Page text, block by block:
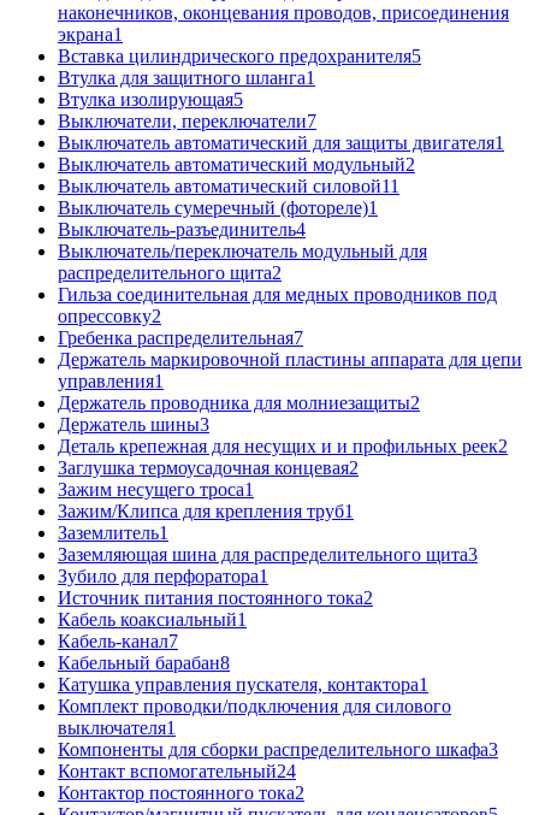
наконечников, оконцевания проводов, присоединения
экрана1
Вставка цилиндрического предохранителя5
Втулка для защитного шланга1
Втулка изолирующая5
Выключатели, переключатели7
Выключатель автоматический для защиты двигателя1
Выключатель автоматический модульный2
Выключатель автоматический силовой11
Выключатель сумеречный (фотореле)1
Выключатель-разъединитель4
Выключатель/переключатель модульный для
распределительного щита2
Гильза соединительная для медных проводников под
опрессовку2
Гребенка распределительная7
Держатель маркировочной пластины аппарата для цепи
управления1
Держатель проводника для молниезащиты2
Держатель шины3
Деталь крепежная для несущих и и профильных реек2
Заглушка термоусадочная концевая2
Зажим несущего троса1
Зажим/Клипса для крепления труб1
Заземлитель1
Заземляющая шина для распределительного щита3
Зубило для перфоратора1
Источник питания постоянного тока2
Кабель коаксиальный1
Кабель-канал7
Кабельный барабан8
Катушка управления пускателя, контактора1
Комплект проводки/подключения для силового
выключателя1
Компоненты для сборки распределительного шкафа3
Контакт вспомогательный24
Контактор постоянного тока2